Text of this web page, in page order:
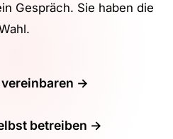
Gespräch. Sie haben die
vereinbaren →
betreiben →